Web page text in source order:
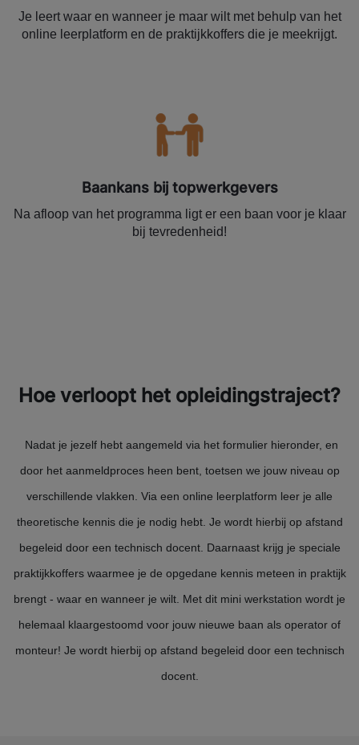
Je leert waar en wanneer je maar wilt met behulp van het
online leerplatform en de praktijkkoffers die je meekrijgt.
Baankans bij topwerkgevers
Na afloop van het programma ligt er een baan voor je klaar
bij tevredenheid!
Hoe verloopt het opleidingstraject?
Nadat je jezelf hebt aangemeld via het formulier hieronder, en
door het aanmeldproces heen bent, toetsen we jouw niveau op
verschillende vlakken. Via een online leerplatform leer je alle
theoretische kennis die je nodig hebt. Je wordt hierbij op afstand
begeleid door een technisch docent. Daarnaast krijg je speciale
praktijkkoffers waarmee je de opgedane kennis meteen in praktijk
brengt - waar en wanneer je wilt. Met dit mini werkstation wordt je
helemaal klaargestoomd voor jouw nieuwe baan als operator of
monteur! Je wordt hierbij op afstand begeleid door een technisch
docent.